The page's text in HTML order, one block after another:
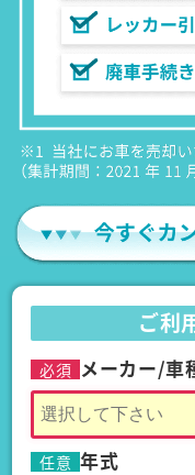
ご利
必須 メーカー/車
任意 年式